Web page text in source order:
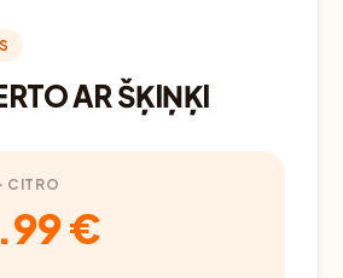
AR ŠĶIŅĶI
CITRO
€